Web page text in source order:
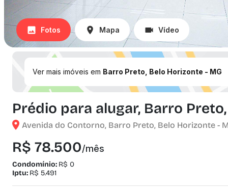
Fotos Mapa Vídeo
Ver mais imóveis em Barro Preto, Belo Horizonte - MG
Prédio para alugar, Barro
Avenida do Contorno, Barro Preto, Belo Horizonte -
R$ 78.500/mês
Condomínio: R$ 0
Iptu: R$ 5.491